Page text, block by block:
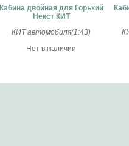
Кабина двойная для Горький
Некст КИТ
КИТ автомобиля(1:43)
Нет в наличии